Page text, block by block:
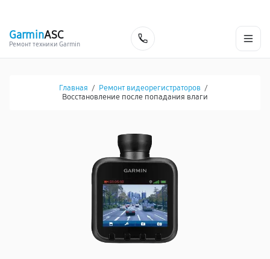
GarminASC
Ремонт техники Garmin
Главная / Ремонт видеорегистраторов /
Восстановление после попадания влаги